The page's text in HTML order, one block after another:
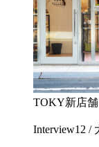
TOKY新店舗
Interview12 /